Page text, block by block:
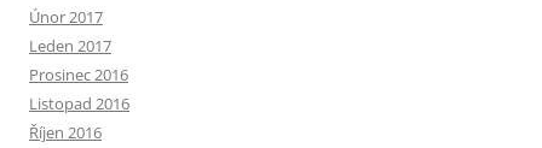
Únor 2017
Leden 2017
Prosinec 2016
Listopad 2016
Říjen 2016